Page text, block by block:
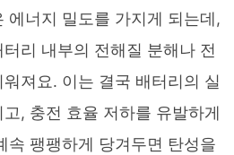
에너지 밀도를 가지게 되는데,
리 내부의 전해질 분해나 전
져요. 이는 결국 배터리의 실
, 충전 효율 저하를 유발하게
속 팽팽하게 당겨두면 탄성을